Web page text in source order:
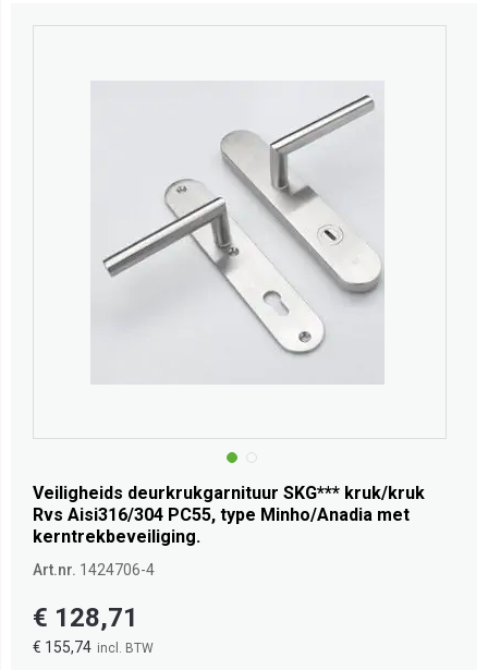
Veiligheids deurkrukgarnituur SKG*** kruk/kruk
Rvs Aisi316/304 PC55, type Minho/Anadia met
kerntrekbeveiliging.
Art.nr. 1424706-4
€ 155,74
€ 128,71